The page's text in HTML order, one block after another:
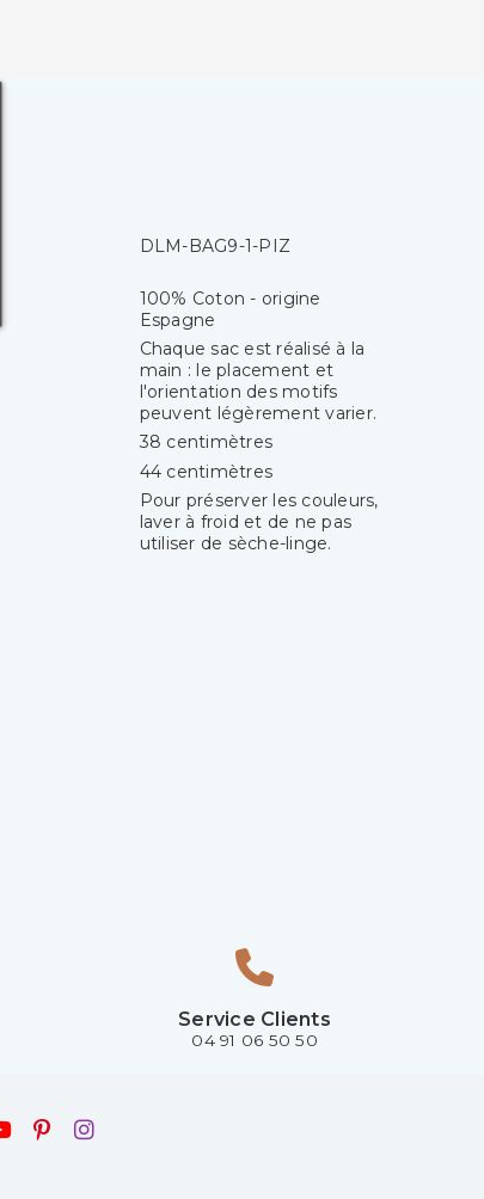
DLM-BAG9-1-PIZ
100% Coton - origine
Espagne
Chaque sac est réalisé à la
main : le placement et
l'orientation des motifs
peuvent légèrement varier.
38 centimètres
44 centimètres
Pour préserver les couleurs,
laver à froid et de ne pas
utiliser de sèche-linge.
Service Clients
04 91 06 50 50